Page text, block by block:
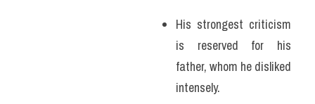
His strongest criticism
is reserved for his
father, whom he disliked
intensely.